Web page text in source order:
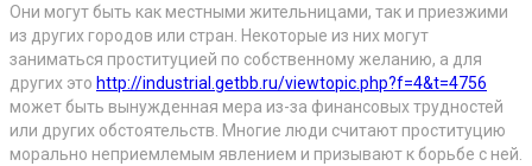
Они могут быть как местными жительницами, так и приезжими
из других городов или стран. Некоторые из них могут
заниматься проституцией по собственному желанию, а для
других это http://industrial.getbb.ru/viewtopic.php?f=4&t=4756
может быть вынужденная мера из-за финансовых трудностей
или других обстоятельств. Многие люди считают проституцию
морально неприемлемым явлением и призывают к борьбе с ней.